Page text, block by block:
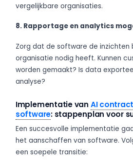
vergelijkbare organisaties.
8. Rapportage en analytics
Zorg dat de software de inzichten
organisatie nodig heeft. Kunnen
worden gemaakt? Is data
analyse?
Implementatie van AI
software: stappenplan voor
Een succesvolle implementatie
het aanschaffen van software.
een soepele transitie: